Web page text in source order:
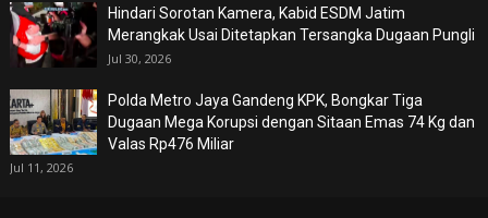
Hindari Sorotan Kamera, Kabid ESDM Jatim
Merangkak Usai Ditetapkan Tersangka Dugaan Pungli
Jul 30, 2026
Polda Metro Jaya Gandeng KPK, Bongkar Tiga
Dugaan Mega Korupsi dengan Sitaan Emas 74 Kg dan
Valas Rp476 Miliar
Jul 11, 2026